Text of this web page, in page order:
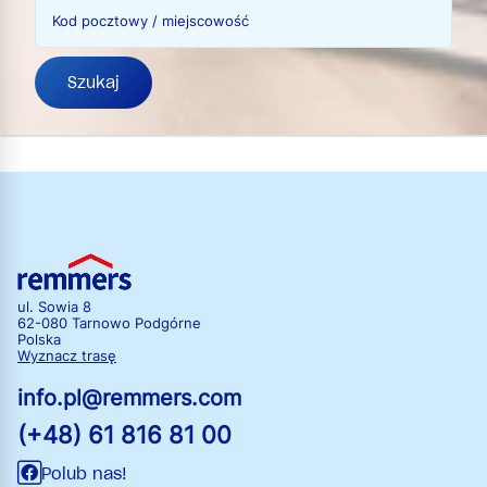
Kod pocztowy / miejscowość
Szukaj
ul. Sowia 8
62-080 Tarnowo Podgórne
Polska
Wyznacz trasę
info.pl@remmers.com
(+48) 61 816 81 00
Polub nas!